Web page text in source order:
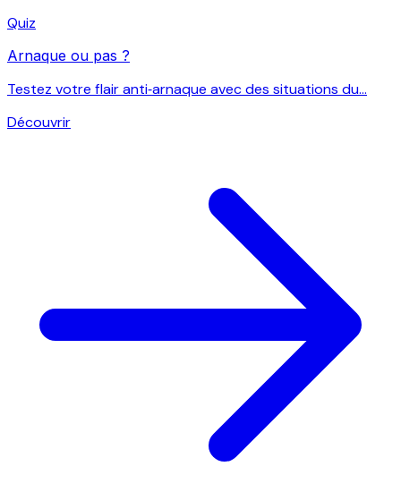
Quiz
Arnaque ou pas ?
Testez votre flair anti‑arnaque avec des situations du...
Découvrir